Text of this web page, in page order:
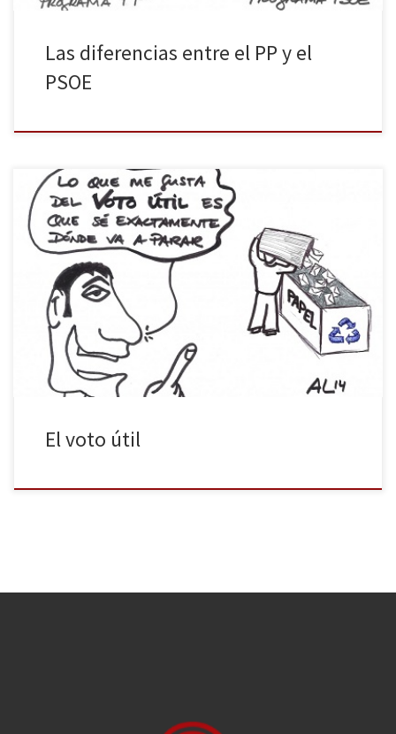
Las diferencias entre el PP y el
PSOE
Recién iniciada la campaña electoral de cara a las Europeas del 25
de mayo y, ante la más que previsible debacle del bipartidismo
que estrangula nuestra paupérrima democracia, ya se escuchan
las primeras voces que defienden la necesidad del voto útil.
Tenemos a nuestro alrededor tantos ejemplos de lo que […]
El voto útil